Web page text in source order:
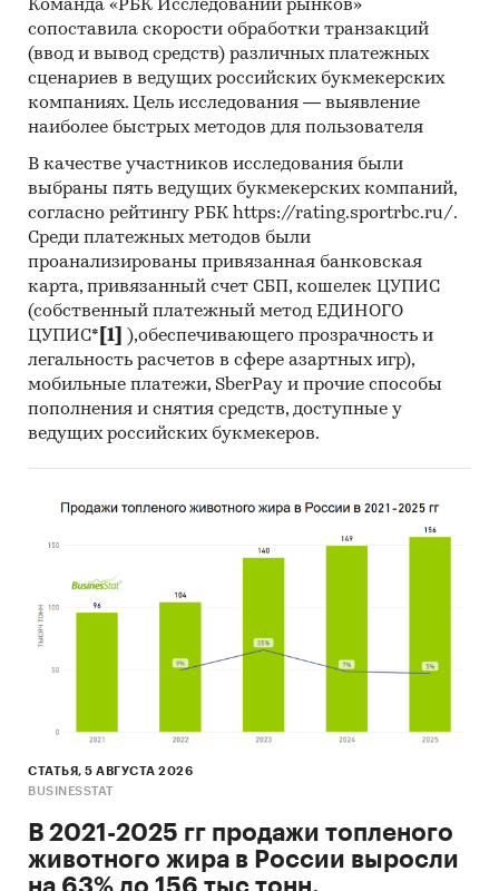
свежие, необваленные;
• Прочая баранина, обваленная, свежая или
охлажденная;
• Туши и полутуши ягнят мороженые;
• Туши и полутуши баранины мороженые;
• Прочие отруба бараньи необваленные
мороженые;
• Прочие отруба бараньи мороженые
обваленные.
Ценовая ситуация:
Средние цены производителей:
• Баранина.
Средние потребительские цены:
• Баранина.
Перечень продуктов, анализируемых в
исследовании, может быть изменен в
Категории: Потребительские товары
Мясо / Баранина
Промышленность
Россия
Команда «РБК Исследований рынков»
сопоставила скорости обработки транзакций
(ввод и вывод средств) различных платежных
сценариев в ведущих российских букмекерских
компаниях. Цель исследования — выявление
наиболее быстрых методов для пользователя
В качестве участников исследования были
выбраны пять ведущих букмекерских компаний,
согласно рейтингу РБК https://rating.sportrbc.ru/.
Среди платежных методов были
проанализированы привязанная банковская
карта, привязанный счет СБП, кошелек ЦУПИС
(собственный платежный метод ЕДИНОГО
ЦУПИС* [1]
),обеспечивающего прозрачность и
легальность расчетов в сфере азартных игр),
мобильные платежи, SberPay и прочие способы
пополнения и снятия средств, доступные у
ведущих российских букмекеров.
СТАТЬЯ, 5 АВГУСТА 2026
BUSINESSTAT
В 2021-2025 гг продажи топленого
животного жира в России выросли